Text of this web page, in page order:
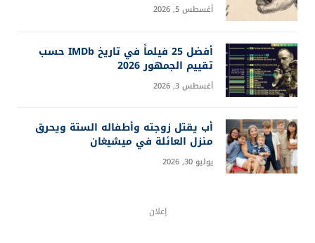
أغسطس 5, 2026
أفضل 25 فيلماً في تاريخ IMDb حسب
تقييم الجمهور 2026
أغسطس 3, 2026
أب يقتل زوجته وأطفاله الستة ويحرق
منزل العائلة في ميشيغان
يوليو 30, 2026
إعلان